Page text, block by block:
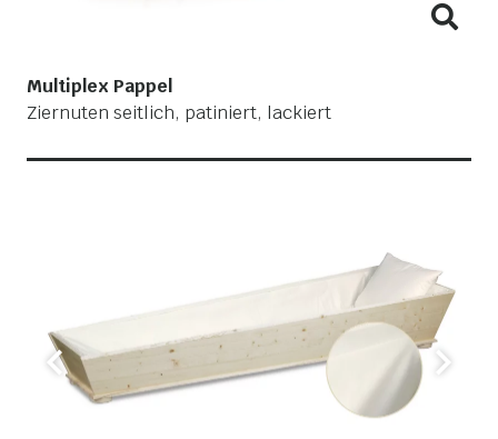
Multiplex Pappel
Ziernuten seitlich, patiniert, lackiert